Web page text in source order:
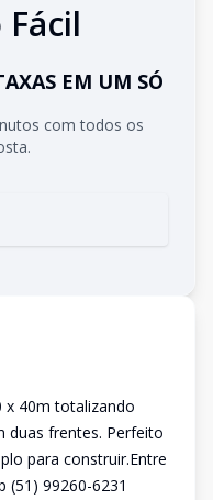
EM UM SÓ
com todos os
x 40m totalizando
duas frentes. Perfeito
para construir.Entre
(51) 99260-6231